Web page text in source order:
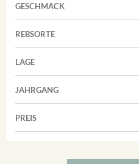
Rosé
Weißwein
GESCHMACK
Trocken
REBSORTE
Chardonnay
Grauburgunder
Riesling
LAGE
Achkarrer Schlossberg
Vorderer Winklerberg
Winklerberg Hinter Winklen
JAHRGANG
PREIS